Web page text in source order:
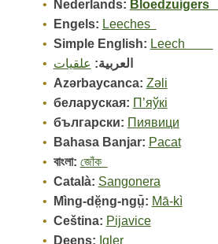
Nederlands: Bloedzuigers
Engels: Leeches
Simple English: Leech
العربية: علقيات
Azərbaycanca: Zəli
беларуская: П’яўкі
български: Пиявици
Bahasa Banjar: Pacat
বাংলা: জোঁক
Català: Sangonera
Mìng-dĕ̤ng-ngṳ̄: Mā-kì
Ceština: Pijavice
Deens: Igler